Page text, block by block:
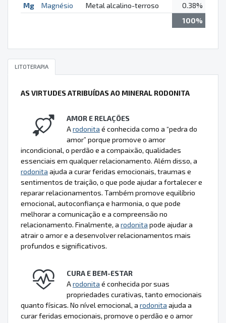
Mg
Magnésio Metal alcalino-terroso
0.38%
100%
LITOTERAPIA
AS VIRTUDES ATRIBUÍDAS AO MINERAL RODONITA
AMOR E RELAÇÕES
Arodonita é conhecida como a “pedra do
amor” porque promove o amor
incondicional, o perdão e a compaixão, qualidades
essenciais em qualquer relacionamento. Além disso, a
rodonita ajuda a curar feridas emocionais, traumas e
sentimentos de traição, o que pode ajudar a fortalecer e
reparar relacionamentos. Também promove equilíbrio
emocional, autoconfiança e harmonia, o que pode
melhorar a comunicação e a compreensão no
relacionamento. Finalmente, a rodonita pode ajudar a
atrair o amor e a desenvolver relacionamentos mais
profundos e significativos.
CURA E BEM-ESTAR
Arodonita é conhecida por suas
propriedades curativas, tanto emocionais
quanto físicas. No nível emocional, a rodonita ajuda a
curar feridas emocionais, promove o perdão e o amor